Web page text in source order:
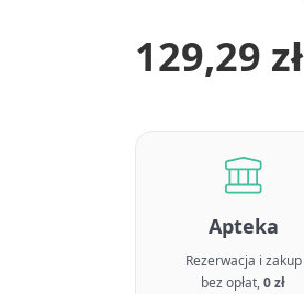
129,29 zł
Apteka
Rezerwacja i zakup
bez opłat,0 zł